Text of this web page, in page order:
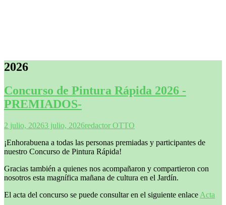
2026
Concurso de Pintura Rápida 2026 -
PREMIADOS-
2 julio, 20263 julio, 2026redactor OTTO
¡Enhorabuena a todas las personas premiadas y participantes de
nuestro Concurso de Pintura Rápida!
Gracias también a quienes nos acompañaron y compartieron con
nosotros esta magnífica mañana de cultura en el Jardín.
El acta del concurso se puede consultar en el siguiente enlace Acta